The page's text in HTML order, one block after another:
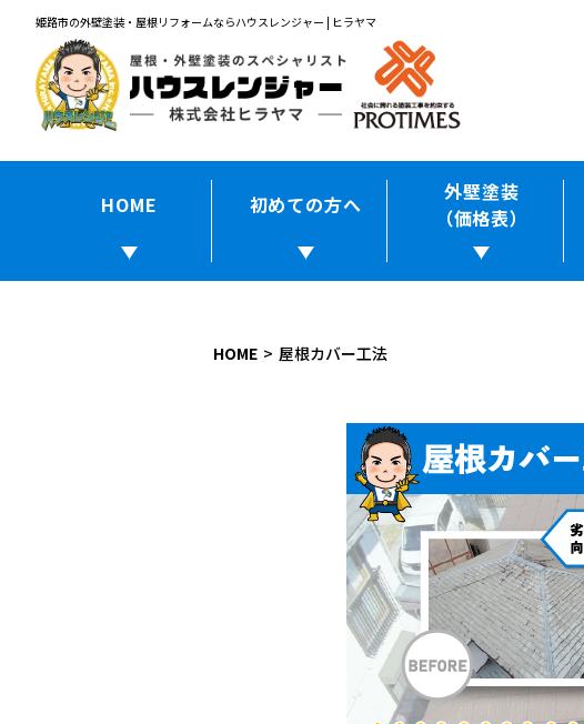
姫路市の外壁塗装・屋根リフォームならハウスレンジャー | ヒラヤマ
HOME 初めての方へ
外壁塗装
（価格表）
HOME 屋根カバー工法